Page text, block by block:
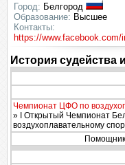
Город: Белгород
Образование: Высшее
Контакты:
https://www.facebook.com/
История судейства
Чемпионат ЦФО по
» I Открытый Чемпионат
воздухоплавательному